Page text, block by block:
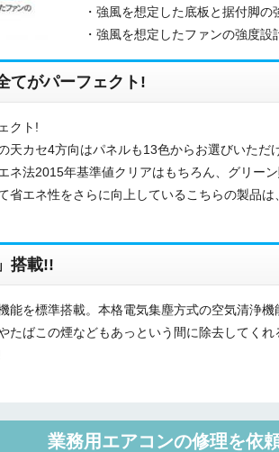
・強風を想定した底板と据付脚の
・強風を想定したファンの強度設
てがパーフェクト!
クト!
天カセ4方向はパネルも13色からお選びいただ
ネ法2015年基準値クリアはもちろん、グリー
省エネ性をさらに向上しているこちらの製品
搭載!!
能を標準搭載。本格電気集塵方式の空気清浄
たばこの煙などもあっという間に除去してく
業務用エアコンの修理を依